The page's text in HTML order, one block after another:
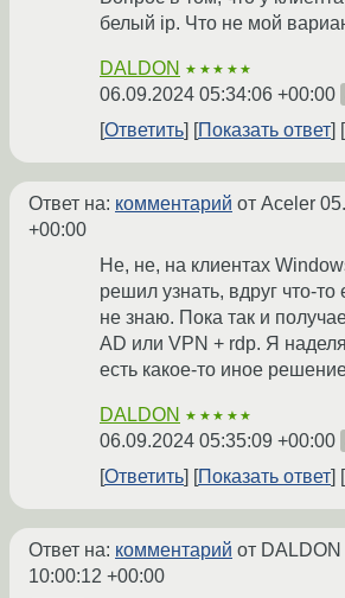
белый ip. Что не мой
DALDON ★★★★★
06.09.2024 05:34:06 +00:00
Ответить Показать ответ
Ответ на: комментарий от Aceler
+00:00
Не, не, на клиентах
решил узнать, вдруг что-то
не знаю. Пока так и
AD или VPN + rdp. Я
есть какое-то иное
DALDON ★★★★★
06.09.2024 05:35:09 +00:00
Ответить Показать ответ
Ответ на: комментарий от DALDON
10:00:12 +00:00